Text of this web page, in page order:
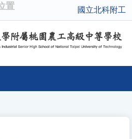
置 國立北科附工